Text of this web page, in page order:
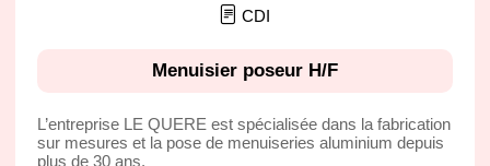
CDI
Menuisier poseur H/F
L’entreprise LE QUERE est spécialisée dans la fabrication
sur mesures et la pose de menuiseries aluminium depuis
plus de 30 ans.